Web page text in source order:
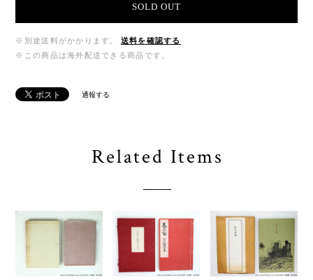
SOLD OUT
※別途送料がかかります。
送料を確認する
※この商品は海外配送できる商品です。
通報する
Related Items